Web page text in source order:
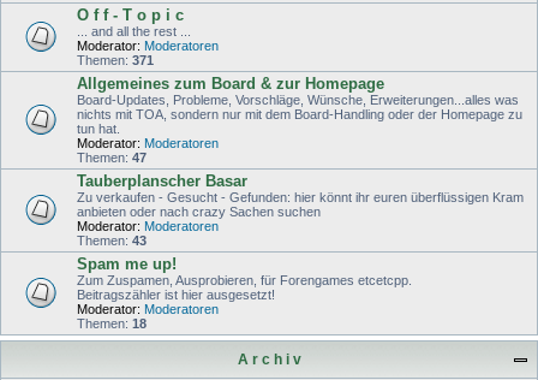
O f f - T o p i c
... and all the rest ...
Moderator: Moderatoren
Themen: 371
Allgemeines zum Board & zur Homepage
Board-Updates, Probleme, Vorschläge, Wünsche, Erweiterungen...alles was
nichts mit TOA, sondern nur mit dem Board-Handling oder der Homepage zu
tun hat.
Moderator: Moderatoren
Themen: 47
Tauberplanscher Basar
Zu verkaufen - Gesucht - Gefunden: hier könnt ihr euren überflüssigen Kram
anbieten oder nach crazy Sachen suchen
Moderator: Moderatoren
Themen: 43
Spam me up!
Zum Zuspamen, Ausprobieren, für Forengames etcetcpp.
Beitragszähler ist hier ausgesetzt!
Moderator: Moderatoren
Themen: 18
A r c h i v